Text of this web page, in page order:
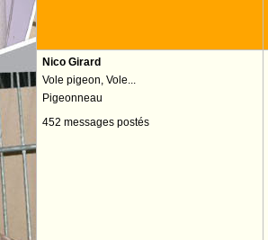
Nico Girard
Vole pigeon, Vole...
Pigeonneau
452 messages postés